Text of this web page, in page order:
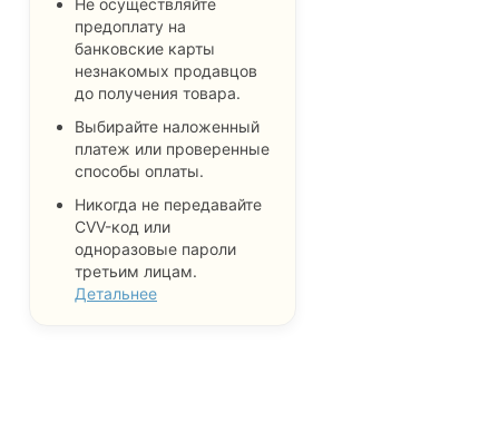
Не осуществляйте
предоплату на
банковские карты
незнакомых продавцов
до получения товара.
Выбирайте наложенный
платеж или проверенные
способы оплаты.
Никогда не передавайте
CVV-код или
одноразовые пароли
третьим лицам.
Детальнее